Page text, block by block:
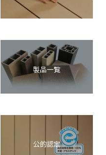
製品一覧
公的認定